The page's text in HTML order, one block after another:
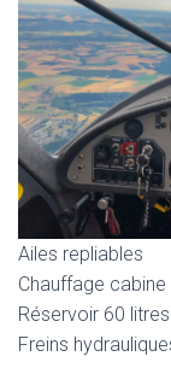
Ailes repliables
Chauffage cabine
Réservoir 60
Freins